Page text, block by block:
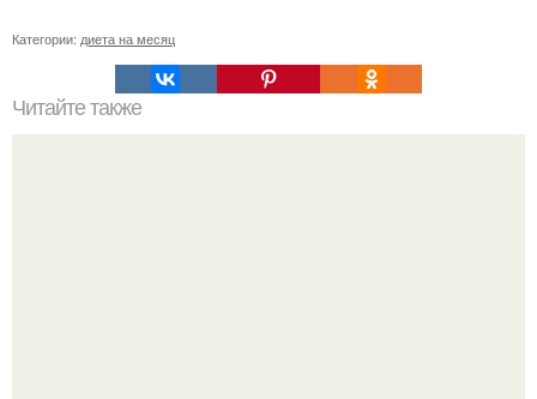
Категории: диета на месяц
Читайте также